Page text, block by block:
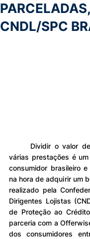
CNDL/SPC
várias prestações é
consumidor brasileiro
na hora de adquirir um
realizado pela
Dirigentes Lojistas
de Proteção ao
parceria com a
dos consumidores